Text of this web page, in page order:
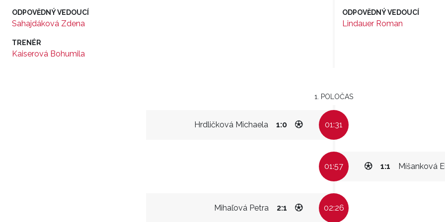
ODPOVĚDNÝ VEDOUCÍ
Sahajdáková Zdena
TRENÉR
Kaiserová Bohumila
ODPOVĚDNÝ VEDOUCÍ
Lindauer Roman
1. POLOČAS
Hrdličková Michaela 1:0 01:31
01:57 Míšanková
1:1
Mihaľová Petra 2:1 02:26